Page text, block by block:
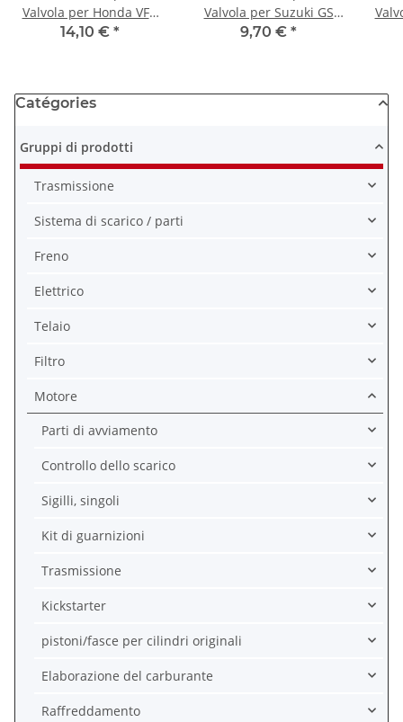
Valvola per Honda VFR
750 R # 88-93 # 12391-
14,10 € *
Valvola per Suzuki GS
450 # 85-88 # 11173-
9,70 € *
Catégories
Gruppi di prodotti
Trasmissione
Sistema di scarico / parti
Freno
Elettrico
Telaio
Filtro
Motore
Parti di avviamento
Controllo dello scarico
Sigilli, singoli
Kit di guarnizioni
Trasmissione
Kickstarter
pistoni/fasce per cilindri originali
Elaborazione del carburante
Raffreddamento